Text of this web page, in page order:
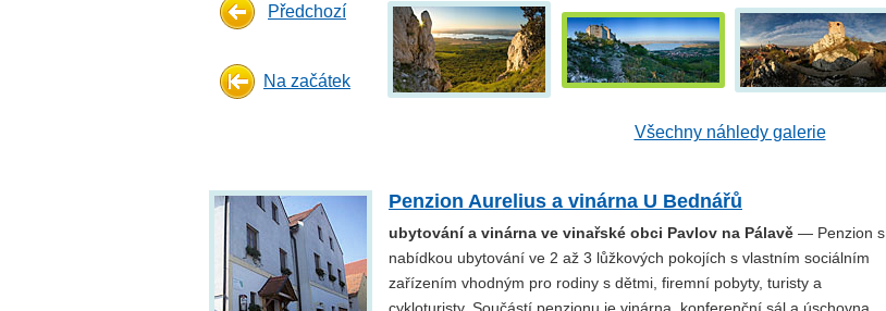
Předchozí
Na začátek
Všechny náhledy galerie
Penzion Aurelius a vinárna U Bednářů
ubytování a vinárna ve vinařské obci Pavlov na Pálavě — Penzion s
nabídkou ubytování ve 2 až 3 lůžkových pokojích s vlastním sociálním
zařízením vhodným pro rodiny s dětmi, firemní pobyty, turisty a